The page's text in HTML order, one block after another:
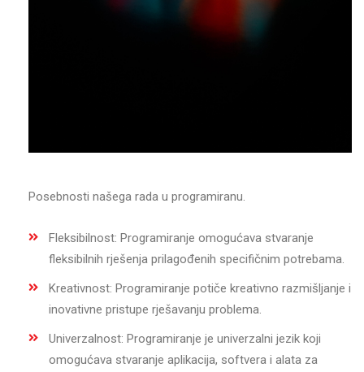
Posebnosti našega rada u programiranu.
Fleksibilnost: Programiranje omogućava stvaranje
fleksibilnih rješenja prilagođenih specifičnim potrebama.
Kreativnost: Programiranje potiče kreativno razmišljanje i
inovativne pristupe rješavanju problema.
Univerzalnost: Programiranje je univerzalni jezik koji
omogućava stvaranje aplikacija, softvera i alata za